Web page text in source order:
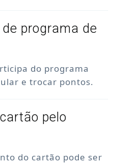
programa de
do programa
e trocar pontos.
pelo
do cartão pode ser